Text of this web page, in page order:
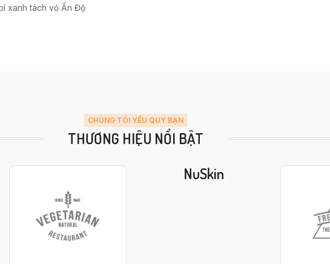
xanh tách vỏ Ấn Độ
CHÚNG TÔI YÊU QUÝ BẠN
THƯƠNG HIỆU NỔI BẬT
NuSkin